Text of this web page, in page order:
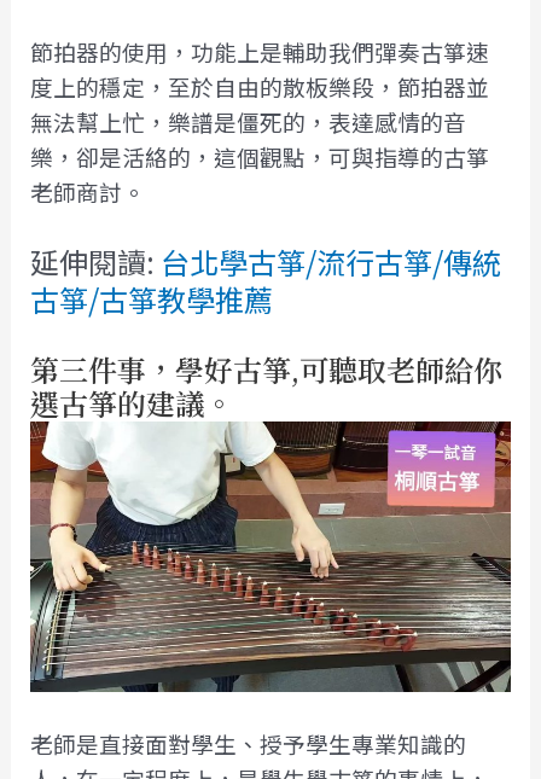
節拍器的使用，功能上是輔助我們彈奏古箏速
度上的穩定，至於自由的散板樂段，節拍器並
無法幫上忙，樂譜是僵死的，表達感情的音
樂，卻是活絡的，這個觀點，可與指導的古箏
老師商討。
延伸閱讀: 台北學古箏/流行古箏/傳統
古箏/古箏教學推薦
第三件事 ，學好古箏,可聽取老師給你
選古箏的建議。
老師是直接面對學生、授予學生專業知識的